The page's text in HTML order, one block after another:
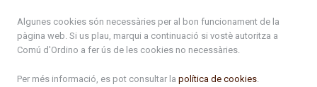
Rep tota l'actualitat del Comú d'Ordino en el teu correu
Subscriu-te
Algunes cookies són necessàries per al bon funcionament de la
pàgina web. Si us plau, marqui a continuació si vostè autoritza a
Comú d'Ordino a fer ús de les cookies no necessàries.
Per més informació, es pot consultar la política de cookies.